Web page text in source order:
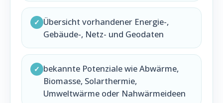
✓ Übersicht vorhandener Energie-,
Gebäude-, Netz- und Geodaten
✓ bekannte Potenziale wie Abwärme,
Biomasse, Solarthermie,
Umweltwärme oder Nahwärmeideen